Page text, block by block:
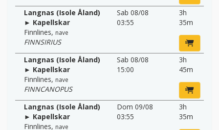
Langnas (Isole Åland)
► Kapellskar
Finnlines, nave
FINNSIRIUS
Sab 08/08
03:55
3h
35m
Langnas (Isole Åland)
► Kapellskar
Finnlines, nave
FINNCANOPUS
Sab 08/08
15:00
3h
45m
Langnas (Isole Åland)
► Kapellskar
Finnlines, nave
Dom 09/08
03:55
3h
35m